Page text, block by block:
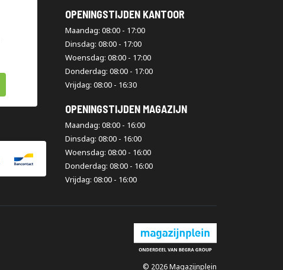
OPENINGSTIJDEN KANTOOR
Maandag: 08:00 - 17:00
Dinsdag: 08:00 - 17:00
Woensdag: 08:00 - 17:00
Donderdag: 08:00 - 17:00
Vrijdag: 08:00 - 16:30
OPENINGSTIJDEN MAGAZIJN
Maandag: 08:00 - 16:00
Dinsdag: 08:00 - 16:00
Woensdag: 08:00 - 16:00
Donderdag: 08:00 - 16:00
Vrijdag: 08:00 - 16:00
© 2026 Magazijnplein